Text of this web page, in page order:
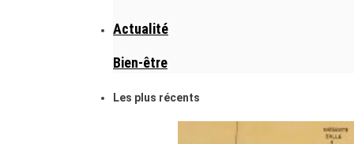
Actualité
Bien-être
Les plus récents